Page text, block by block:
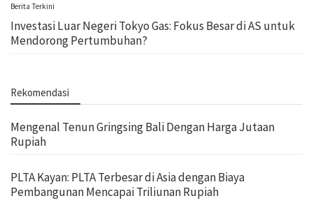
Berita Terkini
Investasi Luar Negeri Tokyo Gas: Fokus Besar di AS untuk
Mendorong Pertumbuhan?
Rekomendasi
Mengenal Tenun Gringsing Bali Dengan Harga Jutaan
Rupiah
PLTA Kayan: PLTA Terbesar di Asia dengan Biaya
Pembangunan Mencapai Triliunan Rupiah